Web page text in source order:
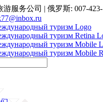
游服务公司 | 俄罗斯: 007-423-